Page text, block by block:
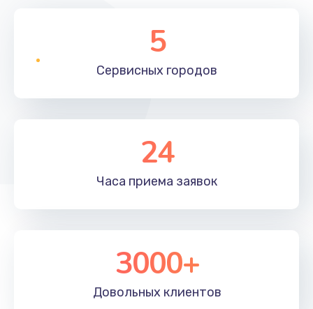
5
Сервисных городов
24
Часа приема заявок
3000+
Довольных клиентов